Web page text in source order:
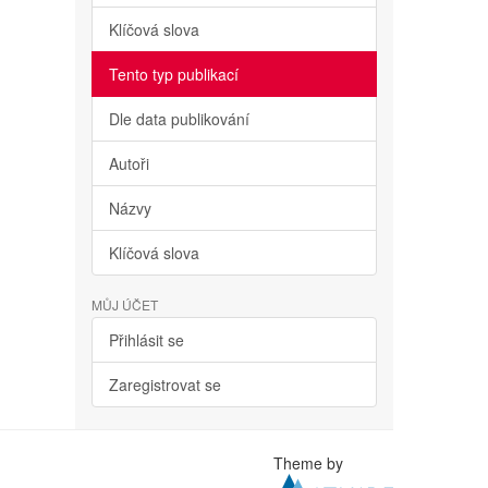
Klíčová slova
Tento typ publikací
Dle data publikování
Autoři
Názvy
Klíčová slova
MŮJ ÚČET
Přihlásit se
Zaregistrovat se
Theme by